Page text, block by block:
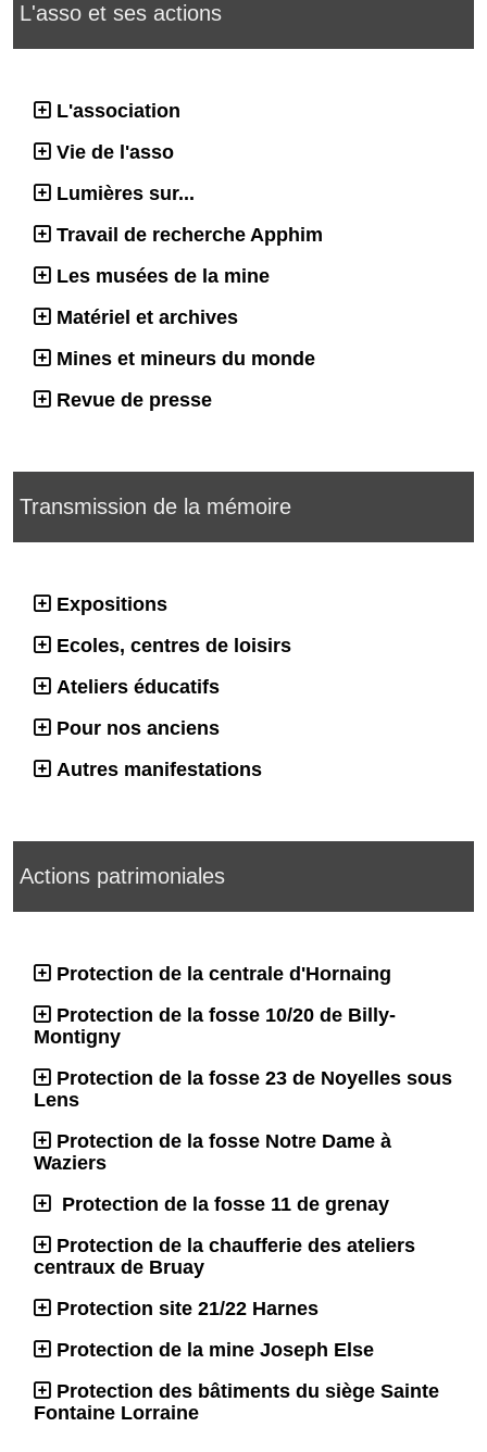
L'asso et ses actions
L'association
Vie de l'asso
Lumières sur...
Travail de recherche Apphim
Les musées de la mine
Matériel et archives
Mines et mineurs du monde
Revue de presse
Transmission de la mémoire
Expositions
Ecoles, centres de loisirs
Ateliers éducatifs
Pour nos anciens
Autres manifestations
Actions patrimoniales
Protection de la centrale d'Hornaing
Protection de la fosse 10/20 de Billy-
Montigny
Protection de la fosse 23 de Noyelles sous
Lens
Protection de la fosse Notre Dame à
Waziers
Protection de la fosse 11 de grenay
Protection de la chaufferie des ateliers
centraux de Bruay
Protection site 21/22 Harnes
Protection de la mine Joseph Else
Protection des bâtiments du siège Sainte
Fontaine Lorraine